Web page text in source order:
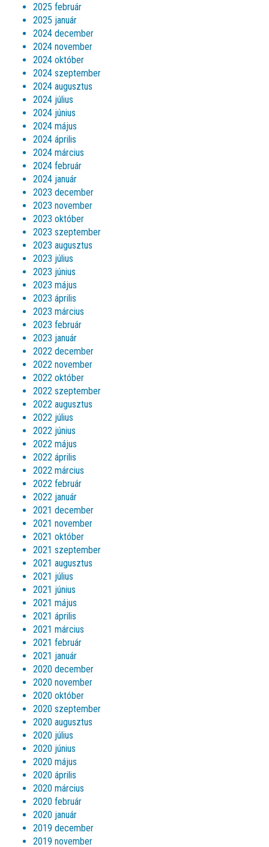
2025 február
2025 január
2024 december
2024 november
2024 október
2024 szeptember
2024 augusztus
2024 július
2024 június
2024 május
2024 április
2024 március
2024 február
2024 január
2023 december
2023 november
2023 október
2023 szeptember
2023 augusztus
2023 július
2023 június
2023 május
2023 április
2023 március
2023 február
2023 január
2022 december
2022 november
2022 október
2022 szeptember
2022 augusztus
2022 július
2022 június
2022 május
2022 április
2022 március
2022 február
2022 január
2021 december
2021 november
2021 október
2021 szeptember
2021 augusztus
2021 július
2021 június
2021 május
2021 április
2021 március
2021 február
2021 január
2020 december
2020 november
2020 október
2020 szeptember
2020 augusztus
2020 július
2020 június
2020 május
2020 április
2020 március
2020 február
2020 január
2019 december
2019 november